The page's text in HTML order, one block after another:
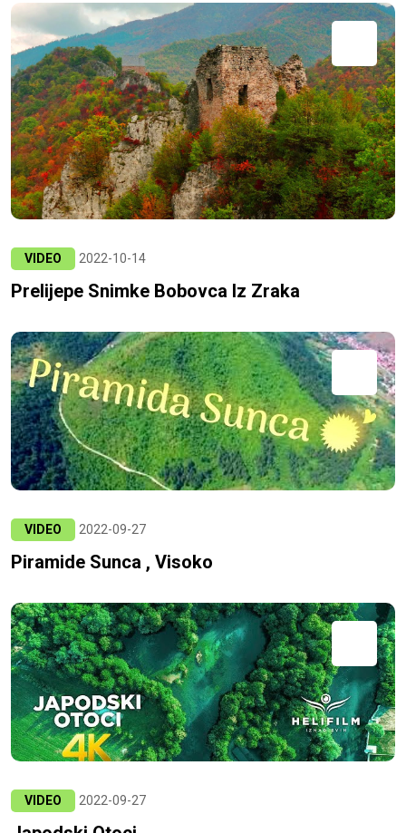
VIDEO 2022-10-14
Prelijepe Snimke Bobovca Iz Zraka
VIDEO 2022-09-27
Piramide Sunca , Visoko
VIDEO 2022-09-27